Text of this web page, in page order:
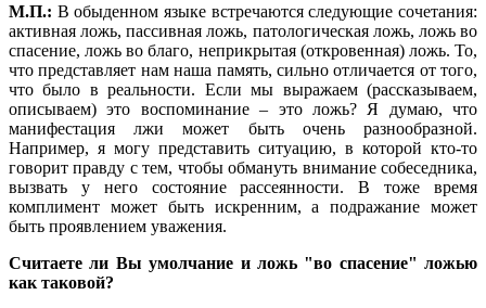
М.П.: В обыденном языке встречаются следующие сочетания:
активная ложь, пассивная ложь, патологическая ложь, ложь во
спасение, ложь во благо, неприкрытая (откровенная) ложь. То,
что представляет нам наша память, сильно отличается от того,
что было в реальности. Если мы выражаем (рассказываем,
описываем) это воспоминание – это ложь? Я думаю, что
манифестация лжи может быть очень разнообразной.
Например, я могу представить ситуацию, в которой кто-то
говорит правду с тем, чтобы обмануть внимание собеседника,
вызвать у него состояние рассеянности. В тоже время
комплимент может быть искренним, а подражание может
быть проявлением уважения.
Считаете ли Вы умолчание и ложь "во спасение" ложью
как таковой?